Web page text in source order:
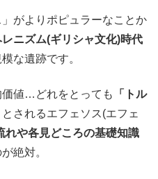
がよりポピュラーなことか
ニズム(ギリシャ文化)時代
な遺跡です。
値…どれをとっても
「トル
とされるエフェソス(エフェ
れや各見どころの基礎知識
絶対。